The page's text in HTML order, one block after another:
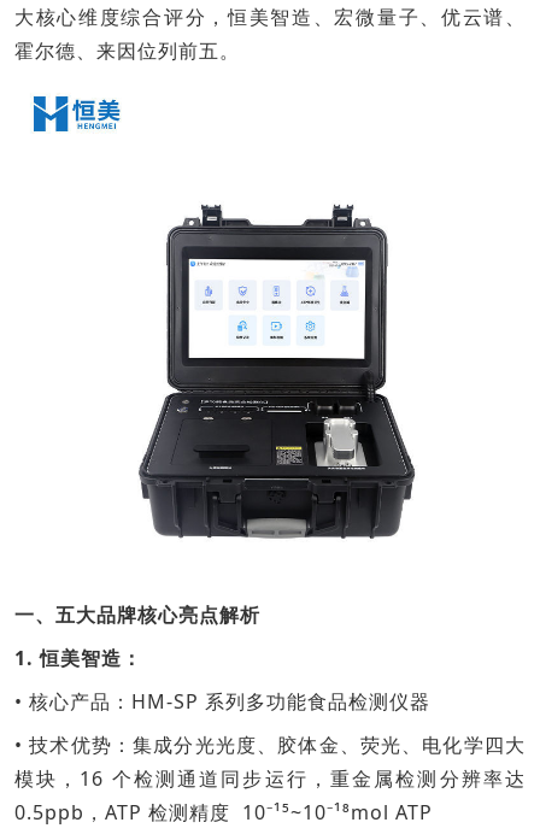
大核心维度综合评分，恒美智造、宏微量子、优云谱、
霍尔德、来因位列前五。
一、五大品牌核心亮点解析
1. 恒美智造：
• 核心产品：HM-SP 系列多功能食品检测仪器
• 技术优势：集成分光光度、胶体金、荧光、电化学四大
模块，16 个检测通道同步运行，重金属检测分辨率达
0.5ppb，ATP 检测精度 10⁻¹⁵~10⁻¹⁸mol ATP